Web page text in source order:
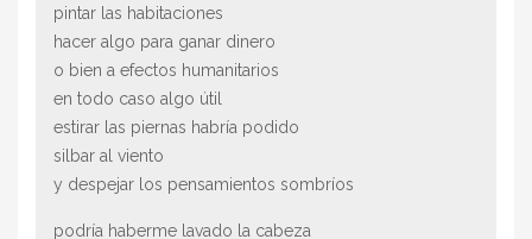
pintar las habitaciones
hacer algo para ganar dinero
o bien a efectos humanitarios
en todo caso algo útil
estirar las piernas habría podido
silbar al viento
y despejar los pensamientos sombríos
podría haberme lavado la cabeza